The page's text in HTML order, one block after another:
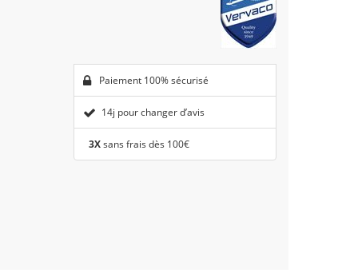
Paiement 100% sécurisé
14j pour changer d’avis
3Xsans frais dès 100€